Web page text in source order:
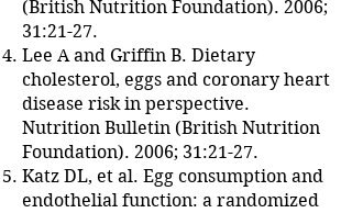
(British Nutrition Foundation). 2006;
31:21-27.
Lee A and Griffin B. Dietary
cholesterol, eggs and coronary heart
disease risk in perspective.
Nutrition Bulletin (British Nutrition
Foundation). 2006; 31:21-27.
Katz DL, et al. Egg consumption and
endothelial function: a randomized